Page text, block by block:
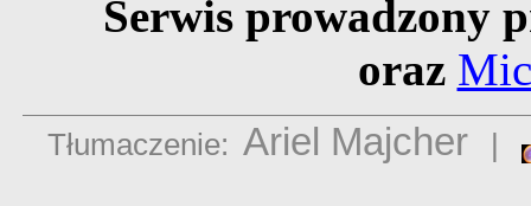
Serwis prowadzony
oraz
Tłumaczenie: Ariel Majcher |